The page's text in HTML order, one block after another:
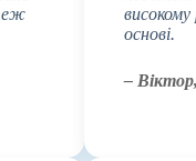
високому
основі.
–